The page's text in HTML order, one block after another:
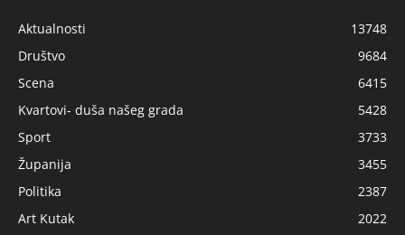
Aktualnosti
13748
Društvo
9684
Scena
6415
Kvartovi- duša našeg grada
5428
Sport
3733
Županija
3455
Politika
2387
Art Kutak
2022